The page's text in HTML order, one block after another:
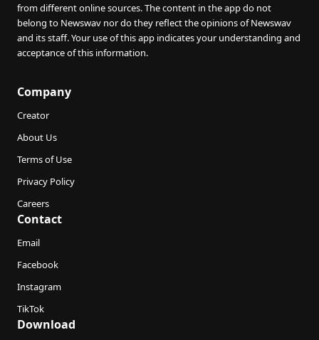
from different online sources. The content in the app do not
belong to Newswav nor do they reflect the opinions of Newswav
and its staff. Your use of this app indicates your understanding and
acceptance of this information.
Company
Creator
About Us
Terms of Use
Privacy Policy
Careers
Contact
Email
Facebook
Instagram
TikTok
Download